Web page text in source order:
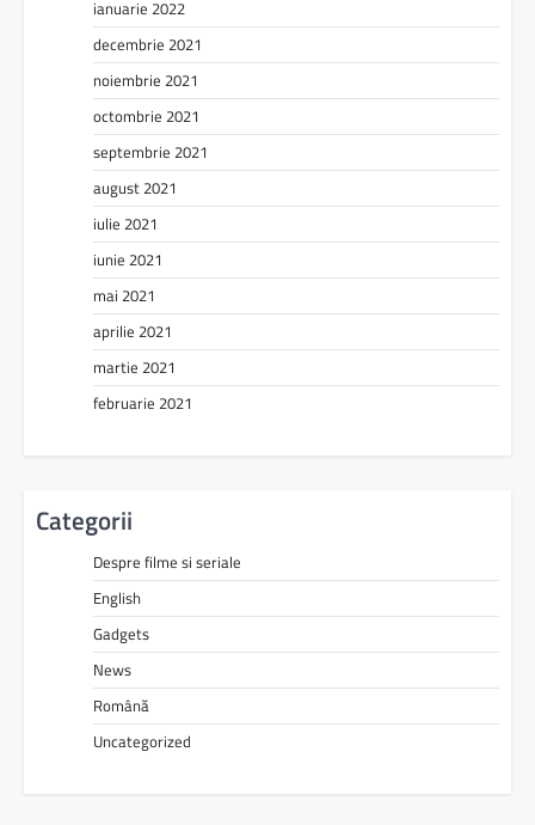
ianuarie 2022
decembrie 2021
noiembrie 2021
octombrie 2021
septembrie 2021
august 2021
iulie 2021
iunie 2021
mai 2021
aprilie 2021
martie 2021
februarie 2021
Categorii
Despre filme si seriale
English
Gadgets
News
Română
Uncategorized